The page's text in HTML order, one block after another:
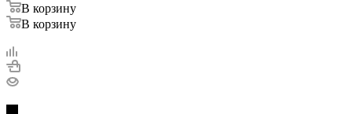
В корзину
В корзину